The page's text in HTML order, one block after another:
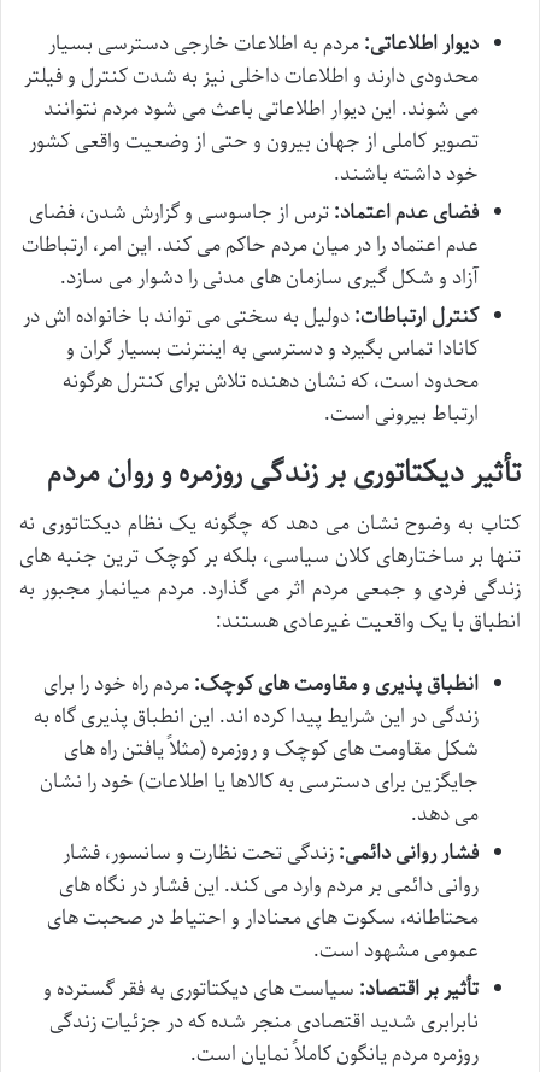
دیوار اطلاعاتی:مردم به اطلاعات خارجی دسترسی بسیار
محدودی دارند و اطلاعات داخلی نیز به شدت کنترل و فیلتر
می شوند. این دیوار اطلاعاتی باعث می شود مردم نتوانند
تصویر کاملی از جهان بیرون و حتی از وضعیت واقعی کشور
خود داشته باشند.
فضای عدم اعتماد:ترس از جاسوسی و گزارش شدن، فضای
عدم اعتماد را در میان مردم حاکم می کند. این امر، ارتباطات
آزاد و شکل گیری سازمان های مدنی را دشوار می سازد.
کنترل ارتباطات:دولیل به سختی می تواند با خانواده اش در
کانادا تماس بگیرد و دسترسی به اینترنت بسیار گران و
محدود است، که نشان دهنده تلاش برای کنترل هرگونه
ارتباط بیرونی است.
تأثیر دیکتاتوری بر زندگی روزمره و روان مردم
کتاب به وضوح نشان می دهد که چگونه یک نظام دیکتاتوری نه
تنها بر ساختارهای کلان سیاسی، بلکه بر کوچک ترین جنبه های
زندگی فردی و جمعی مردم اثر می گذارد. مردم میانمار مجبور به
انطباق با یک واقعیت غیرعادی هستند:
انطباق پذیری و مقاومت های کوچک:مردم راه خود را برای
زندگی در این شرایط پیدا کرده اند. این انطباق پذیری گاه به
شکل مقاومت های کوچک و روزمره (مثلاً یافتن راه های
جایگزین برای دسترسی به کالاها یا اطلاعات) خود را نشان
می دهد.
فشار روانی دائمی:زندگی تحت نظارت و سانسور، فشار
روانی دائمی بر مردم وارد می کند. این فشار در نگاه های
محتاطانه، سکوت های معنادار و احتیاط در صحبت های
عمومی مشهود است.
تأثیر بر اقتصاد: سیاست های دیکتاتوری به فقر گسترده و
نابرابری شدید اقتصادی منجر شده که در جزئیات زندگی
روزمره مردم یانگون کاملاً نمایان است.